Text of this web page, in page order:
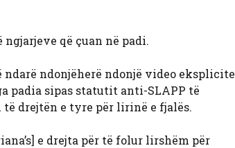
që çuan në padi.
ndonjëherë ndonjë video eksplicite
padia sipas statutit anti-SLAPP të
drejtën e tyre për lirinë e fjalës.
e drejta për të folur lirshëm për